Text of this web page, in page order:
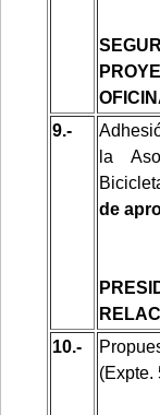
9.-
la
de
10.-
(Expte.